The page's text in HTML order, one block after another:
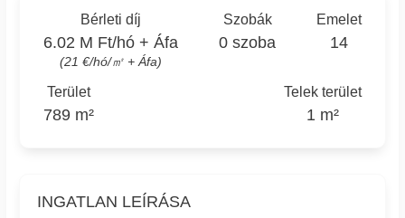
Bérleti díj
6.02 M Ft/hó + Áfa
(21 €/hó/㎡ + Áfa)
Szobák
0 szoba
Emelet
14
Terület
789 m²
Telek terület
1 m²
INGATLAN LEÍRÁSA